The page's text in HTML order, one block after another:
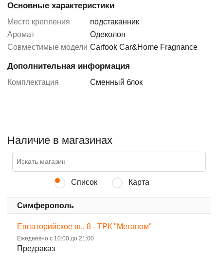
Основные характеристики
Место крепления
подстаканник
Аромат
Одеколон
Совместимые модели Carfook Car&Home Fragnance
Дополнительная информация
Комплектация Сменный блок
Наличие в магазинах
Список Карта
Симферополь
Евпаторийское ш., 8 - ТРК "Меганом"
Ежедневно с 10:00 до 21:00
Предзаказ